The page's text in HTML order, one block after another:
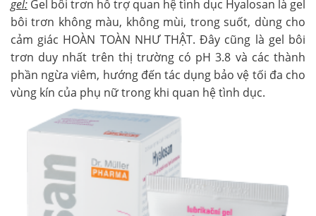
gel: Gel bôi trơn hỗ trợ quan hệ tình dục Hyalosan là gel
bôi trơn không màu, không mùi, trong suốt, dùng cho
cảm giác HOÀN TOÀN NHƯ THẬT. Đây cũng là gel bôi
trơn duy nhất trên thị trường có pH 3.8 và các thành
phần ngừa viêm, hướng đến tác dụng bảo vệ tối đa cho
vùng kín của phụ nữ trong khi quan hệ tình dục.